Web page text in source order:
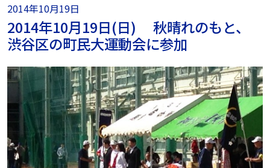
2014年10月19日
2014年10月19日(日) 秋晴れのもと、
渋谷区の町民大運動会に参加